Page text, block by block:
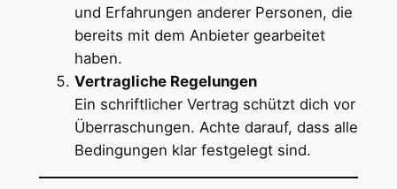
und Erfahrungen anderer Personen, die
bereits mit dem Anbieter gearbeitet
haben.
Vertragliche Regelungen
Ein schriftlicher Vertrag schützt dich vor
Überraschungen. Achte darauf, dass alle
Bedingungen klar festgelegt sind.